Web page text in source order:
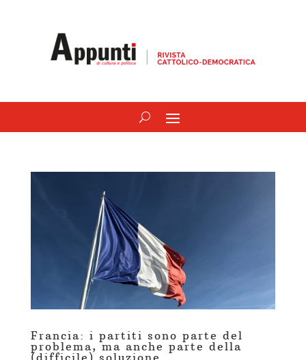
Francia: i partiti sono parte del
problema, ma anche parte della